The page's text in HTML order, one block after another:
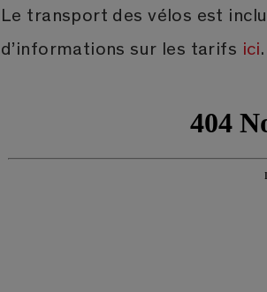
Le transport des vélos est
d’informations sur les tarifs ici.